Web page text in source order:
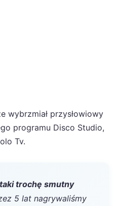
wybrzmiał przysłowiowy
programu Disco Studio,
Tv.
taki trochę smutny
5 lat nagrywaliśmy